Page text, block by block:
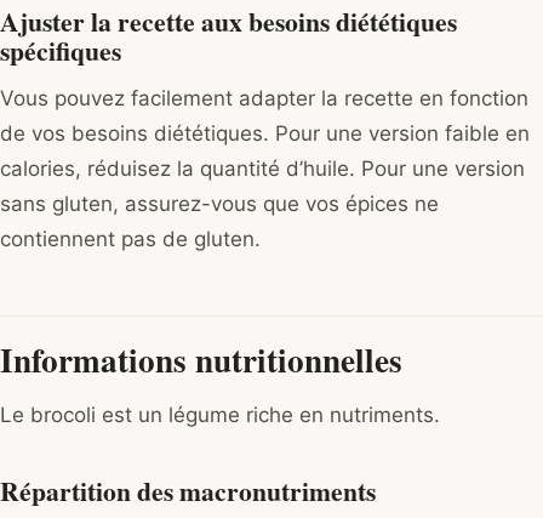
Ajuster la recette aux besoins diététiques
spécifiques
Vous pouvez facilement adapter la recette en fonction
de vos besoins diététiques. Pour une version faible en
calories, réduisez la quantité d’huile. Pour une version
sans gluten, assurez-vous que vos épices ne
contiennent pas de gluten.
Informations nutritionnelles
Le brocoli est un légume riche en nutriments.
Répartition des macronutriments